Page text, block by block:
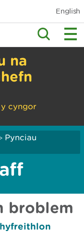
English
na
cyngor
Pynciau
broblem